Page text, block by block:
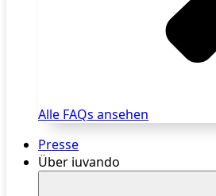
Alle FAQs ansehen
Presse
Über iuvando